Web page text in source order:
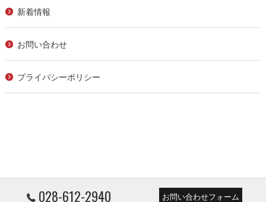
新着情報
お問い合わせ
プライバシーポリシー
028-612-2940 お問い合わせフォーム